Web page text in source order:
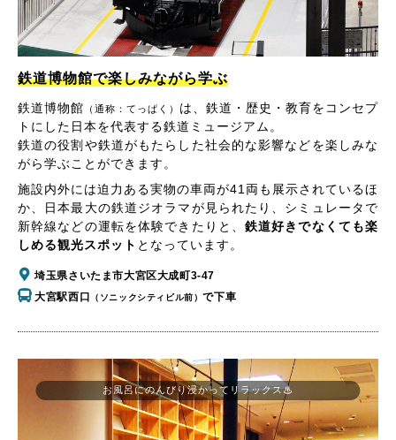
鉄道博物館で楽しみながら学ぶ
鉄道博物館 （通称：てっぱく） は、鉄道・歴史・教育をコンセプ
トにした日本を代表する鉄道ミュージアム。
鉄道の役割や鉄道がもたらした社会的な影響などを楽しみな
がら学ぶことができます。
施設内外には迫力ある実物の車両が41両も展示されているほ
か、日本最大の鉄道ジオラマが見られたり、シミュレータで
新幹線などの運転を体験できたりと、 鉄道好きでなくても楽
しめる観光スポット となっています。
埼玉県さいたま市大宮区大成町3-47
大宮駅西口
（ソニックシティビル前）で下車
お風呂にのんびり浸かってリラックス♨